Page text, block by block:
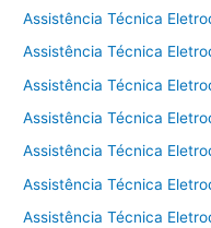
Assistência Técnica
Assistência Técnica
Assistência Técnica
Assistência Técnica
Assistência Técnica
Assistência Técnica
Assistência Técnica